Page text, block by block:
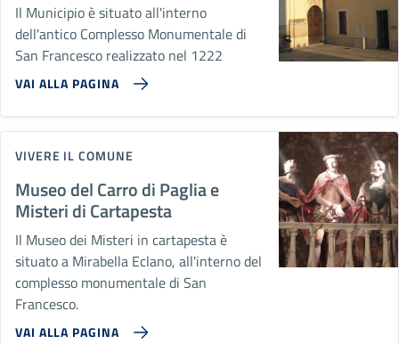
Il Municipio è situato all'interno
dell'antico Complesso Monumentale di
San Francesco realizzato nel 1222
VAI ALLA PAGINA
VIVERE IL COMUNE
Museo del Carro di Paglia e
Misteri di Cartapesta
Il Museo dei Misteri in cartapesta è
situato a Mirabella Eclano, all'interno del
complesso monumentale di San
Francesco.
VAI ALLA PAGINA